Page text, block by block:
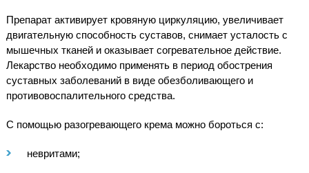
Препарат активирует кровяную циркуляцию, увеличивает
двигательную способность суставов, снимает усталость с
мышечных тканей и оказывает согревательное действие.
Лекарство необходимо применять в период обострения
суставных заболеваний в виде обезболивающего и
противовоспалительного средства.
С помощью разогревающего крема можно бороться с:
невритами;